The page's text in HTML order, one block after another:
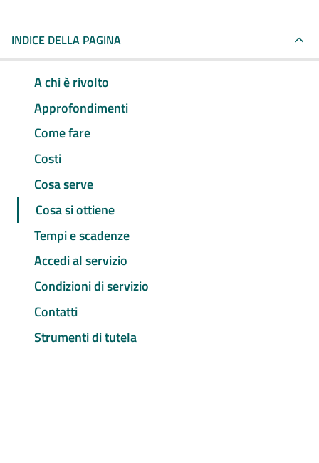
INDICE DELLA PAGINA
A chi è rivolto
Approfondimenti
Come fare
Costi
Cosa serve
Cosa si ottiene
Tempi e scadenze
Accedi al servizio
Condizioni di servizio
Contatti
Strumenti di tutela